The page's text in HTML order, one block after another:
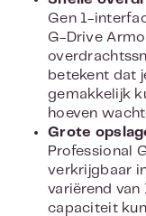
Gen 1-
G-Drive
betekent dat
gemakkelijk
hoeven
Grote
Professional
verkrijgbaar
variërend van
capaciteit